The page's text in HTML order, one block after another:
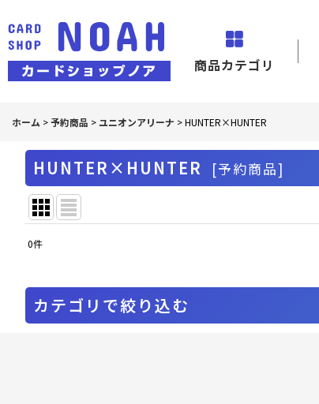
商品カテゴリ
ホーム >予約商品 >ユニオンアリーナ >HUNTER×HUNTER
HUNTER×HUNTER [予約商品]
並び順:
0件
カテゴリで絞り込む